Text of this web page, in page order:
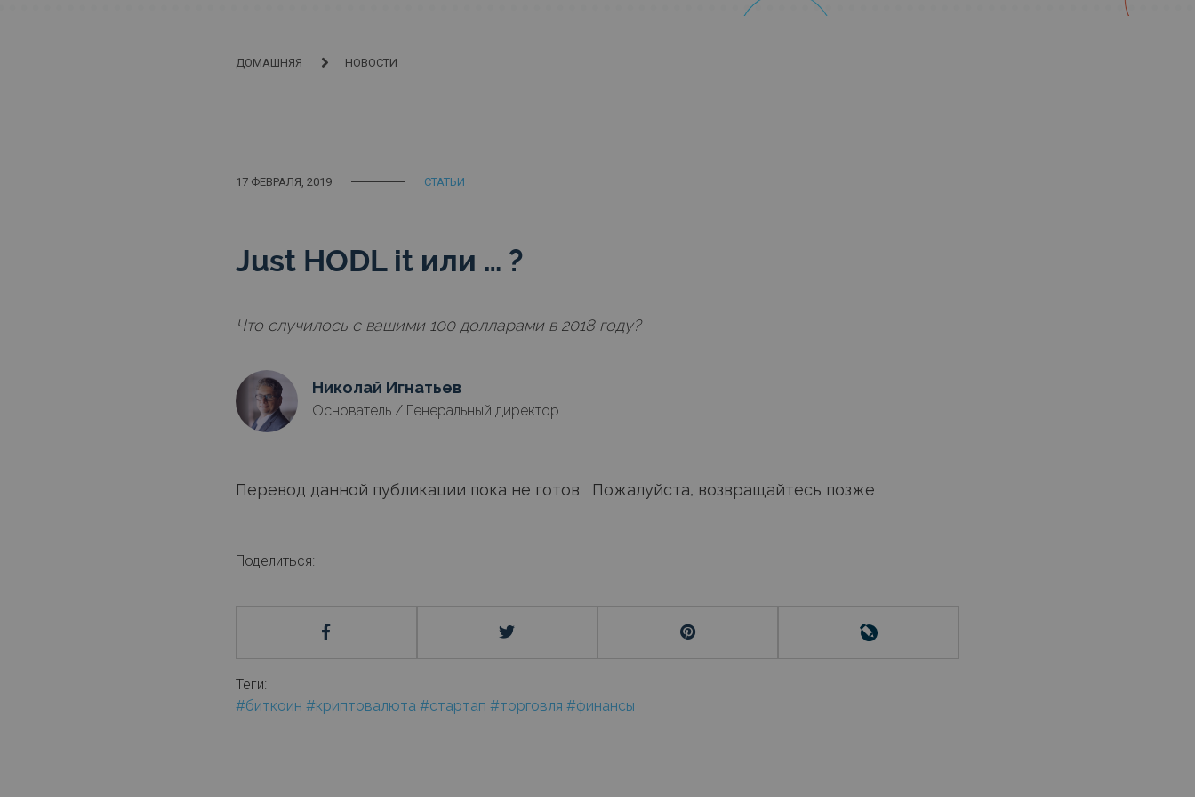
ДОМАШНЯЯ НОВОСТИ
17 ФЕВРАЛЯ, 2019 СТАТЬИ
Just HODL it или … ?
Что случилось с вашими 100 долларами в 2018 году?
Николай Игнатьев
Основатель / Генеральный директор
Перевод данной публикации пока не готов... Пожалуйста, возвращайтесь позже.
Поделиться:
Теги:
#биткоин#криптовалюта#стартап#торговля#финансы